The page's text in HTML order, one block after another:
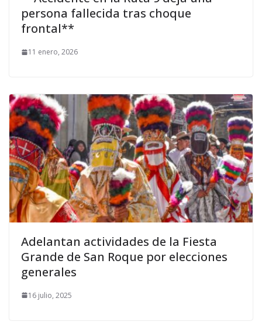
persona fallecida tras choque
frontal**
11 enero, 2026
Adelantan actividades de la Fiesta
Grande de San Roque por elecciones
generales
16 julio, 2025